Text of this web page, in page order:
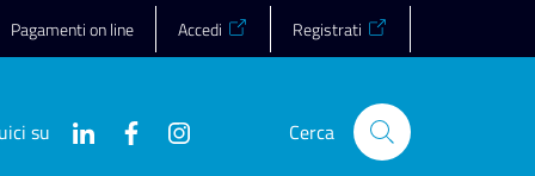
Pagamenti on line Accedi Registrati
su Cerca